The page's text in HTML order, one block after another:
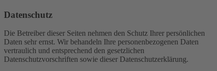
Datenschutz
Die Betreiber dieser Seiten nehmen den Schutz Ihrer persönlichen
Daten sehr ernst. Wir behandeln Ihre personenbezogenen Daten
vertraulich und entsprechend den gesetzlichen
Datenschutzvorschriften sowie dieser Datenschutzerklärung.